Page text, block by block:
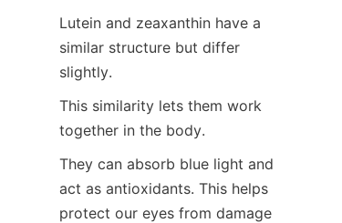
Lutein and zeaxanthin have a
similar structure but differ
slightly.
This similarity lets them work
together in the body.
They can absorb blue light and
act as antioxidants. This helps
protect our eyes from damage